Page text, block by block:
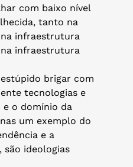
com baixo nível
tanto na
infraestrutura
na infraestrutura
brigar com
tecnologias e
e o domínio da
um exemplo do
e a
são ideologias